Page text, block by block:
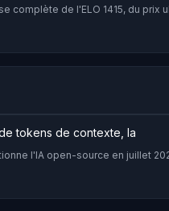
complète de l'ELO 1415, du
tokens de contexte, la
l'IA open-source en juillet